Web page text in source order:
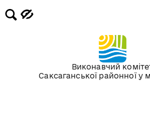
Виконавчий
Саксаганської районної у
Відеофіксація
комісій та пленарних
районної ради